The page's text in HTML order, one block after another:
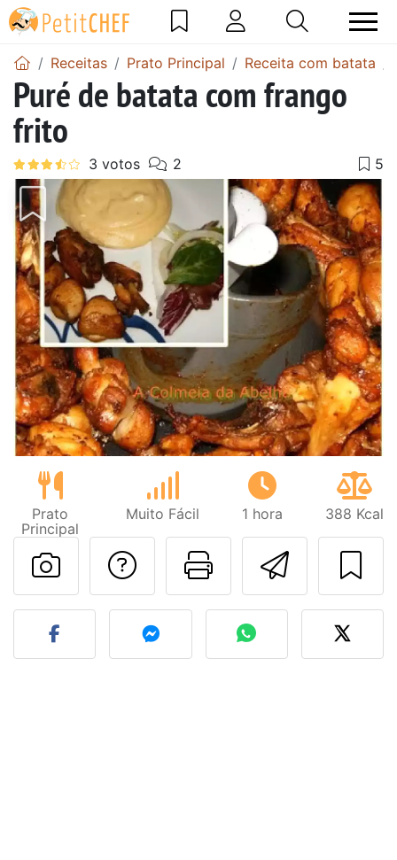
Receitas Prato Principal Receita com batata
Puré de batata com frango
frito
Prato
Principal
Muito Fácil 1 hora 388 Kcal
Imprima
Falar com o autor
Fez esta receita?